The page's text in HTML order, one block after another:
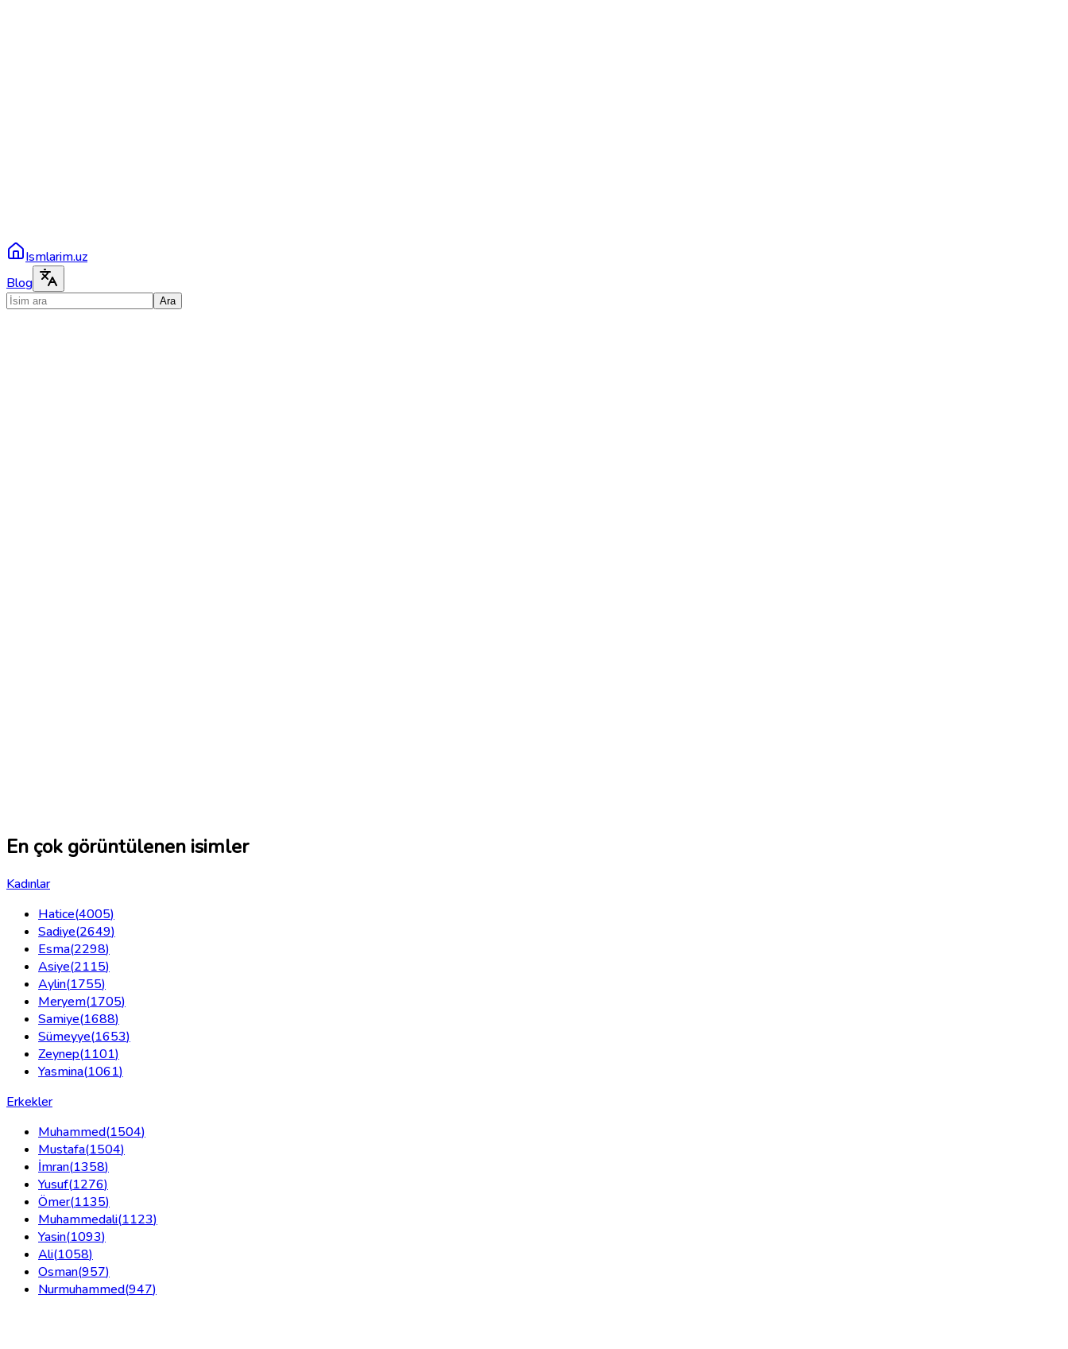
Ismlarim.uz
Blog
Ara
En çok görüntülenen isimler
Kadınlar
Hatice(4005)
Sadiye(2649)
Esma(2298)
Asiye(2115)
Aylin(1755)
Meryem(1705)
Samiye(1688)
Sümeyye(1653)
Zeynep(1101)
Yasmina(1061)
Erkekler
Muhammed(1504)
Mustafa(1504)
İmran(1358)
Yusuf(1276)
Ömer(1135)
Muhammedali(1123)
Yasin(1093)
Ali(1058)
Osman(957)
Nurmuhammed(947)